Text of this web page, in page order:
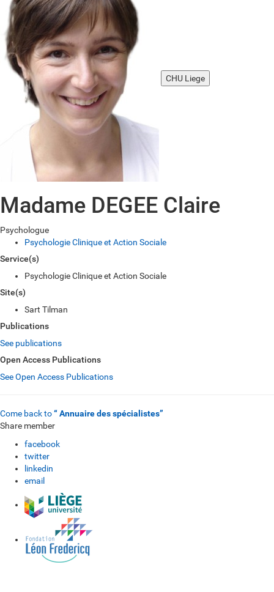
CHU Liege
Madame DEGEE Claire
Psychologue
Psychologie Clinique et Action Sociale
Service(s)
Psychologie Clinique et Action Sociale
Site(s)
Sart Tilman
Publications
See publications
Open Access Publications
See Open Access Publications
Come back to“ Annuaire des spécialistes”
Share member
facebook
twitter
linkedin
email